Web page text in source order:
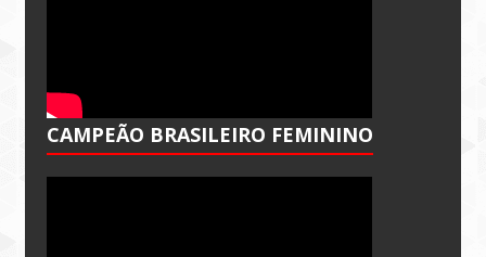
CAMPEÃO BRASILEIRO FEMININO